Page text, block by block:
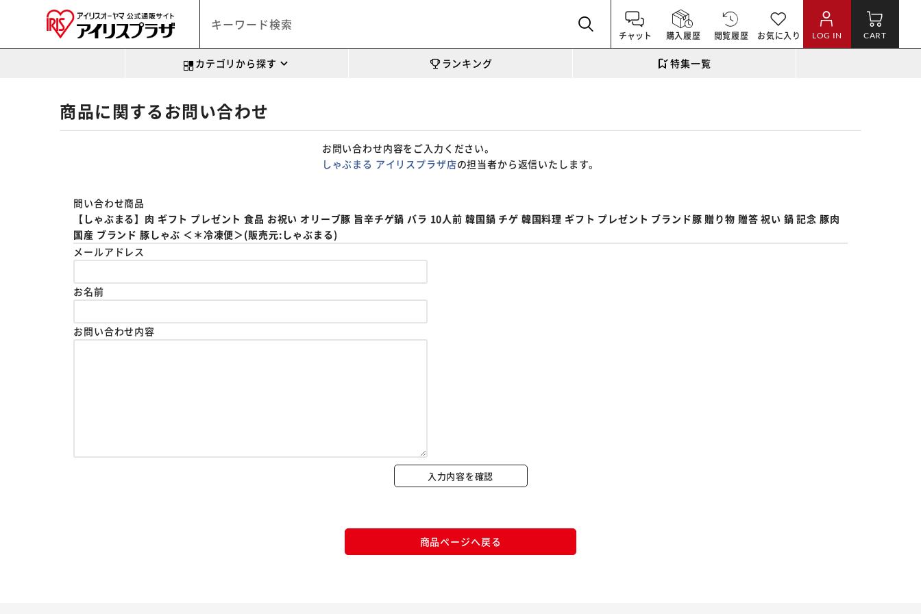
チャット 購入履歴 閲覧履歴 お気に入り LOG IN CART
カテゴリから探す ランキング 特集一覧
商品に関するお問い合わせ
お問い合わせ内容をご入力ください。
しゃぶまる アイリスプラザ店の担当者から返信いたします。
問い合わせ商品
【しゃぶまる】肉 ギフト プレゼント 食品 お祝い オリーブ豚 旨辛チゲ鍋 バラ 10人前 韓国鍋 チゲ 韓国料理 ギフト プレゼント ブランド豚 贈り物 贈答 祝い 鍋 記念 豚肉
国産 ブランド 豚しゃぶ ＜＊冷凍便＞(販売元:しゃぶまる)
メールアドレス
お名前
お問い合わせ内容
入力内容を確認
商品ページへ戻る
カートに入れる